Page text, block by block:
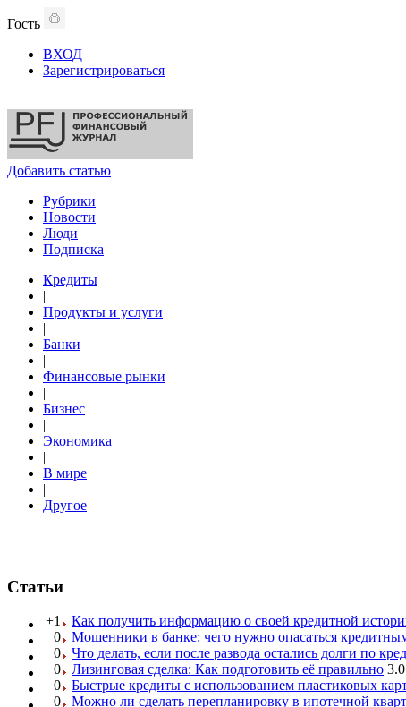
Гость
ВХОД
Зарегистрироваться
Добавить статью
Рубрики
Новости
Люди
Подписка
Кредиты
|
Продукты и услуги
|
Банки
|
Финансовые рынки
|
Бизнес
|
Экономика
|
В мире
|
Другое
Статьи
+1 Как получить информацию о своей кредитной
0
Мошенники в банке: чего нужно опасаться
0
Что делать, если после развода остались долги по
0
Лизинговая сделка: Как подготовить её правильно
0
Быстрые кредиты с использованием пластиковых
0
Можно ли сделать перепланировку в ипотечной